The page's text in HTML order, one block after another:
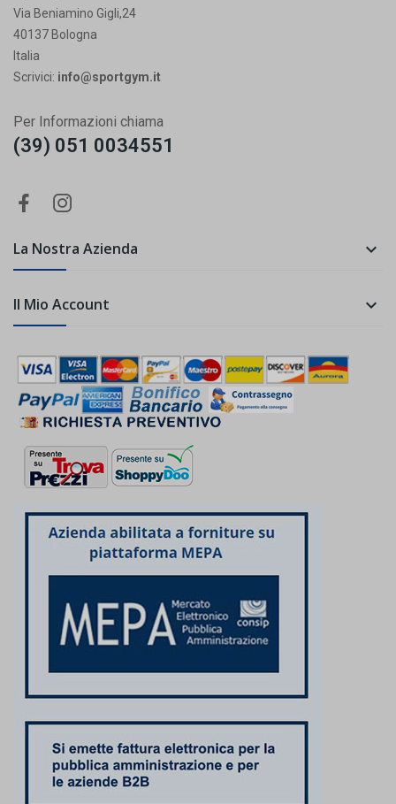
Via Beniamino Gigli,24
40137 Bologna
Italia
Scrivici: info@sportgym.it
Per Informazioni chiama
(39) 051 0034551
La Nostra Azienda 
Il Mio Account 